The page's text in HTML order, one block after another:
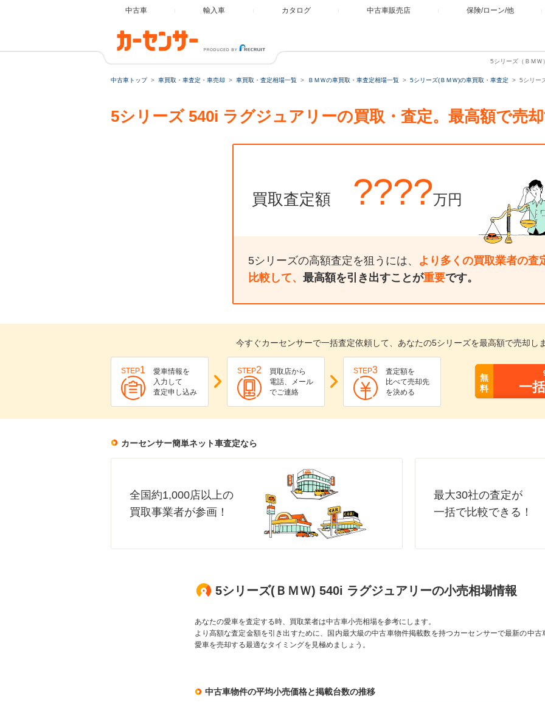
中古車 輸入車 カタログ 中古車販売店 保険/ローン/他
5シリーズ（ＢＭＷ
中古車トップ 車買取・車査定・車売却 車買取・査定相場一覧 ＢＭＷの車買取・車査定相場一覧 5シリーズ(ＢＭＷ)の車買取・車査定 5シリー
5シリーズ 540i ラグジュアリーの買取・査定。最高額で売
買取査定額 ????万円
5シリーズの高額査定を狙うには、 より多くの買取業者の査
比較して、 最高額を引き出すことが重要です。
今すぐカーセンサーで一括査定依頼して、あなたの5シリーズを最高額で売却し
STEP1
愛車情報を
入力して
査定申し込み
STEP2
買取店から
電話、メール
でご連絡
STEP3
査定額を
比べて売却先
を決める
無
料
一
カーセンサー簡単ネット車査定なら
全国約1,000店以上の
買取事業者が参画！
最大30社の査定が
一括で比較できる！
5シリーズ(ＢＭＷ) 540i ラグジュアリーの小売相場情報
あなたの愛車を査定する時、買取業者は中古車小売相場を参考にします。
より高額な査定金額を引き出すために、国内最大級の中古車物件掲載数を持つカーセンサーで最新の中古
愛車を売却する最適なタイミングを見極めましょう。
中古車物件の平均小売価格と掲載台数の推移